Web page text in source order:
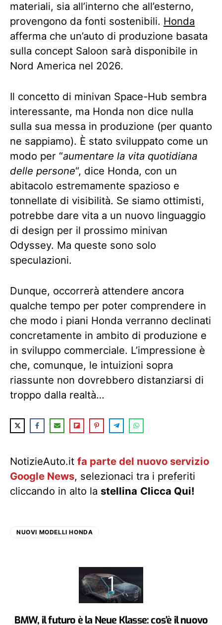
materiali, sia all’interno che all’esterno,
provengono da fonti sostenibili. Honda
afferma che un’auto di produzione basata
sulla concept Saloon sarà disponibile in
Nord America nel 2026.
Il concetto di minivan Space-Hub sembra
interessante, ma Honda non dice nulla
sulla sua messa in produzione (per quanto
ne sappiamo). È stato sviluppato come un
modo per “aumentare la vita quotidiana
delle persone“, dice Honda, con un
abitacolo estremamente spazioso e
tonnellate di visibilità. Se siamo ottimisti,
potrebbe dare vita a un nuovo linguaggio
di design per il prossimo minivan
Odyssey. Ma queste sono solo
speculazioni.
Dunque, occorrerà attendere ancora
qualche tempo per poter comprendere in
che modo i piani Honda verranno declinati
concretamente in ambito di produzione e
in sviluppo commerciale. L’impressione è
che, comunque, le intuizioni sopra
riassunte non dovrebbero distanziarsi di
troppo dalla realtà…
NotizieAuto.it fa parte del nuovo servizio
Google News, selezionaci tra i preferiti
cliccando in alto la stellina Clicca Qui!
NUOVI MODELLI HONDA
BMW, il futuro è la Neue Klasse: cos’è il nuovo